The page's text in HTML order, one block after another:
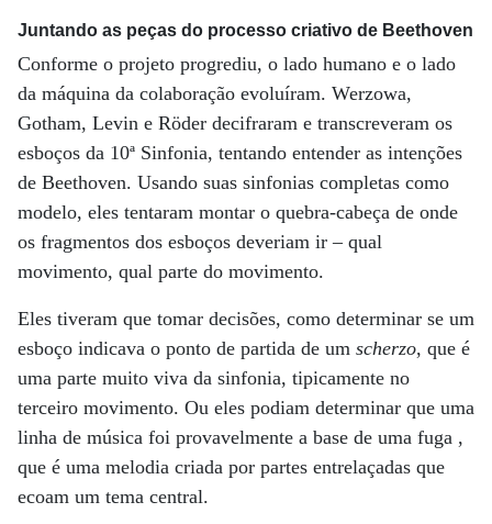
Juntando as peças do processo criativo de Beethoven
Conforme o projeto progrediu, o lado humano e o lado
da máquina da colaboração evoluíram. Werzowa,
Gotham, Levin e Röder decifraram e transcreveram os
esboços da 10ª Sinfonia, tentando entender as intenções
de Beethoven. Usando suas sinfonias completas como
modelo, eles tentaram montar o quebra-cabeça de onde
os fragmentos dos esboços deveriam ir – qual
movimento, qual parte do movimento.
Eles tiveram que tomar decisões, como determinar se um
esboço indicava o ponto de partida de um scherzo, que é
uma parte muito viva da sinfonia, tipicamente no
terceiro movimento. Ou eles podiam determinar que uma
linha de música foi provavelmente a base de uma fuga ,
que é uma melodia criada por partes entrelaçadas que
ecoam um tema central.